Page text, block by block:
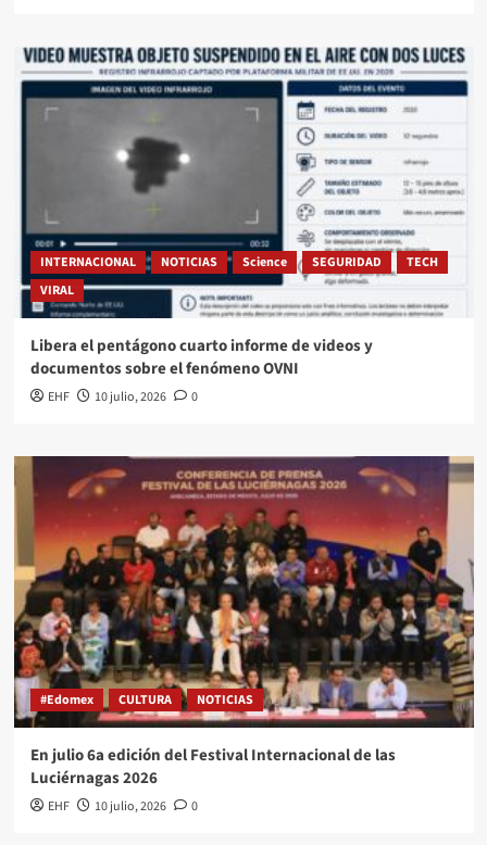
INTERNACIONAL NOTICIAS Science SEGURIDAD
TECH
VIRAL
Libera el pentágono cuarto informe de videos y
documentos sobre el fenómeno OVNI
EHF 10 julio, 2026 0
#Edomex CULTURA NOTICIAS
En julio 6a edición del Festival Internacional de las
Luciérnagas 2026
EHF 10 julio, 2026 0